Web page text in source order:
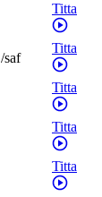
Titta
/saf
Titta
Titta
Titta
Titta